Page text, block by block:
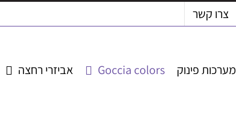
צרו קשר
מערכות פינוק Goccia colors אביזרי רחצה